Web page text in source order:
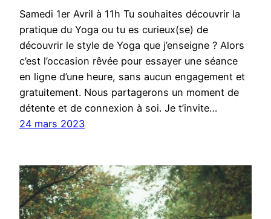
Samedi 1er Avril à 11h Tu souhaites découvrir la
pratique du Yoga ou tu es curieux(se) de
découvrir le style de Yoga que j’enseigne ? Alors
c’est l’occasion rêvée pour essayer une séance
en ligne d’une heure, sans aucun engagement et
gratuitement. Nous partagerons un moment de
détente et de connexion à soi. Je t’invite…
24 mars 2023